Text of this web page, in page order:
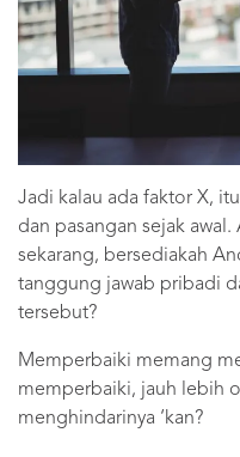
Jadi kalau ada faktor X,
dan pasangan sejak
sekarang, bersediakah
tanggung jawab pribadi
tersebut?
Memperbaiki memang
memperbaiki, jauh lebih
menghindarinya ‘kan?